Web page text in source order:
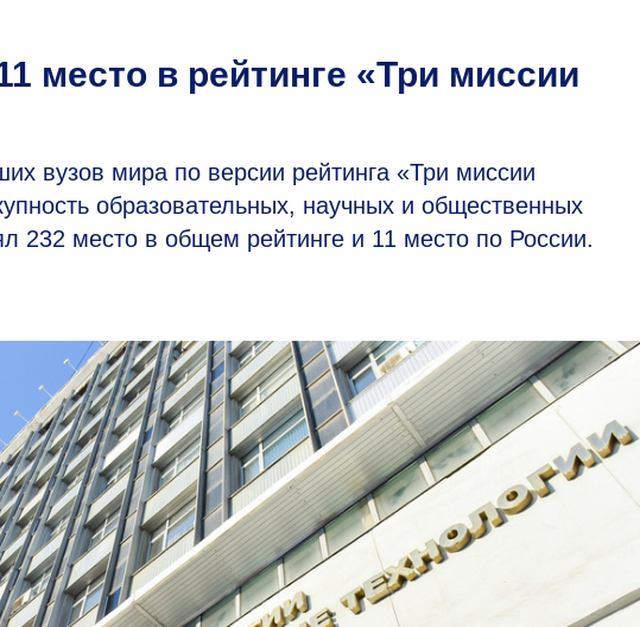
место в рейтинге «Три миссии
вузов мира по версии рейтинга «Три миссии
образовательных, научных и общественных
232 место в общем рейтинге и 11 место по России.